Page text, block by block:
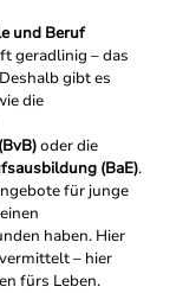
und Beruf
geradlinig – das
gibt es
die
oder die
(BaE).
für junge
haben. Hier
– hier
fürs Leben.